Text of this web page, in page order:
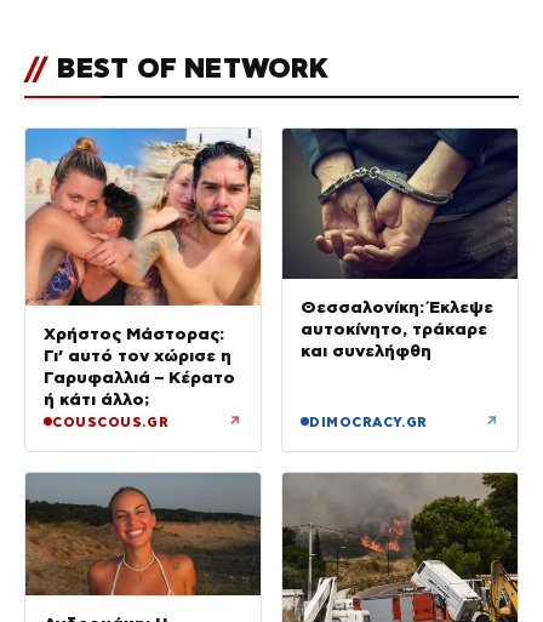
// BEST OF NETWORK
Χρήστος Μάστορας:
Γι’ αυτό τον χώρισε η
Γαρυφαλλιά – Κέρατο
ή κάτι άλλο;
COUSCOUS.GR ↗
Θεσσαλονίκη: Έκλεψε
αυτοκίνητο, τράκαρε
και συνελήφθη
DIMOCRACY.GR ↗